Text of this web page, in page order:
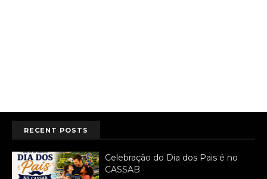
RECENT POSTS
Celebração do Dia dos Pais é no
CASSAB